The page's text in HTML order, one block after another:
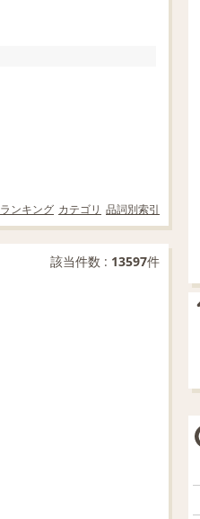
ランキング カテゴリ 品詞別索引
該当件数 : 13597件